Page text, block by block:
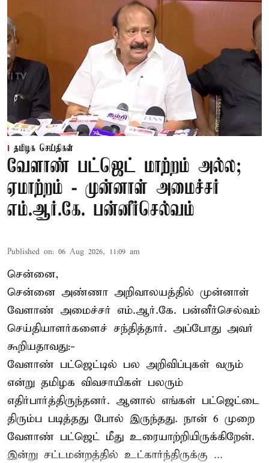
தமிழக செய்திகள்
வேளாண் பட்ஜெட் மாற்றம் அல்ல;
ஏமாற்றம் - முன்னாள் அமைச்சர்
எம்.ஆர்.கே. பன்னீர்செல்வம்
Published on: 06 Aug 2026, 11:09 am
சென்னை,
சென்னை அண்ணா அறிவாலயத்தில் முன்னாள்
வேளாண் அமைச்சர் எம்.ஆர்.கே. பன்னீர்செல்வம்
செய்தியாளர்களைச் சந்தித்தார். அப்போது அவர்
கூறியதாவது:-
வேளாண் பட்ஜெட்டில் பல அறிவிப்புகள் வரும்
என்று தமிழக விவசாயிகள் பலரும்
எதிர்பார்த்திருந்தனர். ஆனால் எங்கள் பட்ஜெட்டை
திரும்ப படித்தது போல் இருந்தது. நான் 6 முறை
வேளாண் பட்ஜெட் மீது உரையாற்றியிருக்கிறேன்.
இன்று சட்டமன்றத்தில் உட்கார்ந்திருக்கு ...